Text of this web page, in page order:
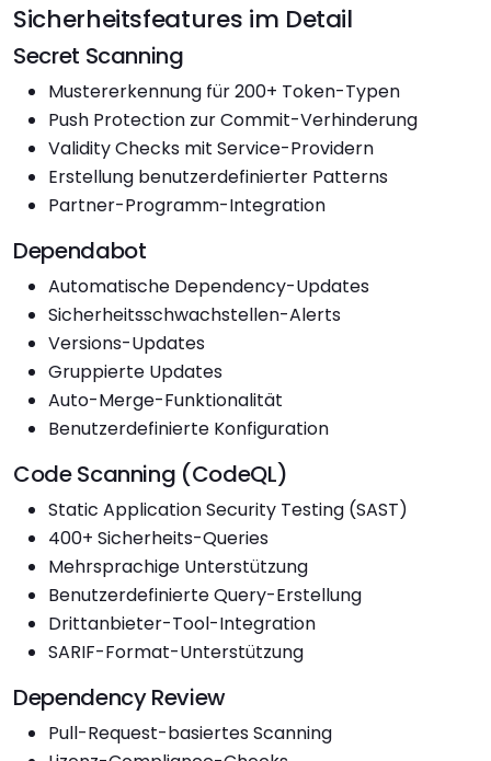
Sicherheitsfeatures im Detail
Secret Scanning
Mustererkennung für 200+ Token-Typen
Push Protection zur Commit-Verhinderung
Validity Checks mit Service-Providern
Erstellung benutzerdefinierter Patterns
Partner-Programm-Integration
Dependabot
Automatische Dependency-Updates
Sicherheitsschwachstellen-Alerts
Versions-Updates
Gruppierte Updates
Auto-Merge-Funktionalität
Benutzerdefinierte Konfiguration
Code Scanning (CodeQL)
Static Application Security Testing (SAST)
400+ Sicherheits-Queries
Mehrsprachige Unterstützung
Benutzerdefinierte Query-Erstellung
Drittanbieter-Tool-Integration
SARIF-Format-Unterstützung
Dependency Review
Pull-Request-basiertes Scanning